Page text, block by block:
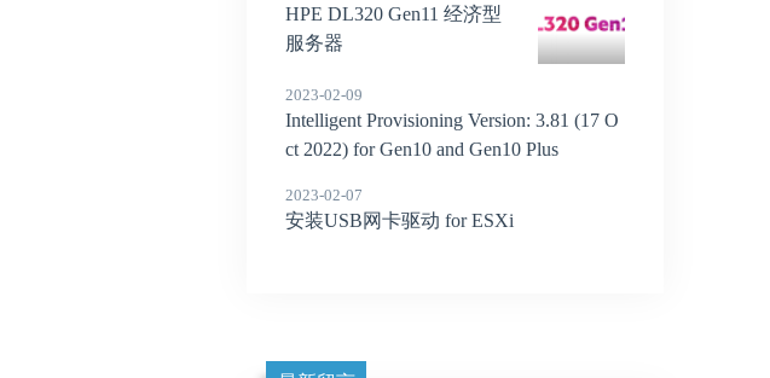
HPE DL320 Gen11 经济型
服务器
2023-02-09
Intelligent Provisioning Version: 3.81 (17 O
ct 2022) for Gen10 and Gen10 Plus
2023-02-07
安装USB网卡驱动 for ESXi